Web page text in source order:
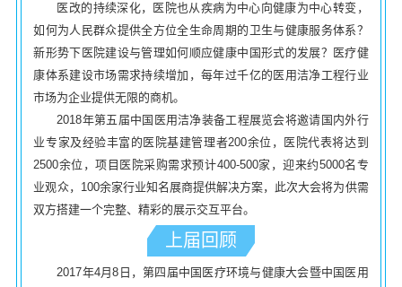
医改的持续深化，医院也从疾病为中心向健康为中心转变，
如何为人民群众提供全方位全生命周期的卫生与健康服务体系？
新形势下医院建设与管理如何顺应健康中国形式的发展？医疗健
康体系建设市场需求持续增加，每年过千亿的医用洁净工程行业
市场为企业提供无限的商机。
2018年第五届中国医用洁净装备工程展览会将邀请国内外行
业专家及经验丰富的医院基建管理者200余位，医院代表将达到
2500余位，项目医院采购需求预计400-500家，迎来约5000名专
业观众，100余家行业知名展商提供解决方案，此次大会将为供需
双方搭建一个完整、精彩的展示交互平台。
上届回顾
2017年4月8日，第四届中国医疗环境与健康大会暨中国医用